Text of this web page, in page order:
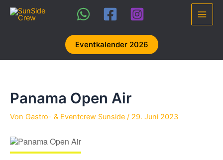
Inhalt
Main
Eventkalender 2026
Panama Open Air
Von Gastro- & Eventcrew Sunside / 29. Juni 2023